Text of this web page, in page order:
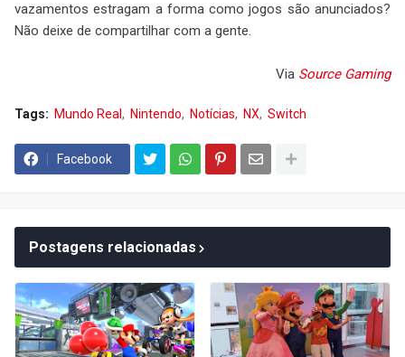
vazamentos estragam a forma como jogos são anunciados?
Não deixe de compartilhar com a gente.
Via Source Gaming
Tags: Mundo Real Nintendo Notícias NX Switch
Facebook
Postagens relacionadas